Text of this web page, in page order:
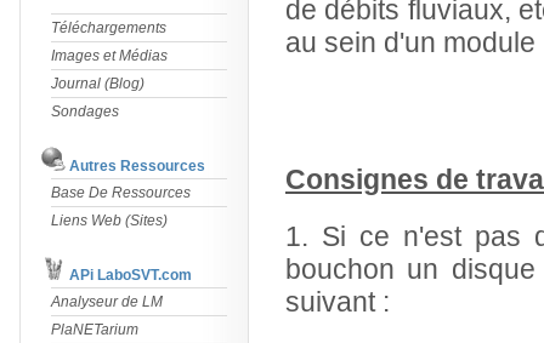
Téléchargements
Images et Médias
Journal (Blog)
Sondages
Autres Ressources
Base De Ressources
Liens Web (Sites)
APi LaboSVT.com
Analyseur de LM
PlaNETarium
de débits fluviaux,
au sein d'un
Consignes de
1. Si ce n'est pas
bouchon un
suivant :